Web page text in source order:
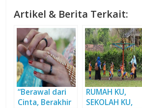
Artikel & Berita Terkait:
“Berawal dari
Cinta, Berakhir
RUMAH KU,
SEKOLAH KU,